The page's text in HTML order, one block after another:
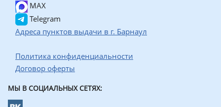
MAX
Telegram
Адреса пунктов выдачи в г. Барнаул
Политика конфиденциальности
Договор оферты
МЫ В СОЦИАЛЬНЫХ СЕТЯХ: